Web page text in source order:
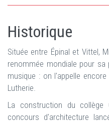
Historique
Située entre Épinal et Vittel,
renommée mondiale pour
musique : on l'appelle
Lutherie.
La construction du collège
concours d'architecture